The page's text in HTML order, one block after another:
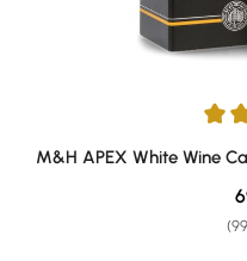
Average rating of 5 out of
M&H APEX White Wine